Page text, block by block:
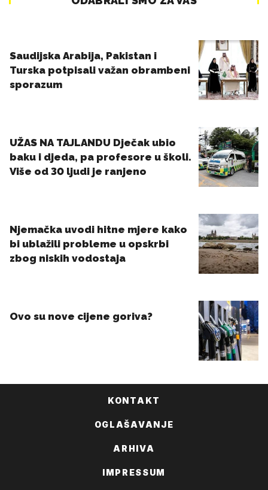
KONTAKT
OGLAŠAVANJE
ARHIVA
IMPRESSUM